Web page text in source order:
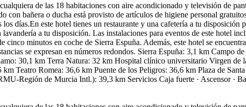
de las 18 habitaciones con aire acondicionado y televisión de
con bañera o ducha está provisto de artículos de higiene personal
días.En este hotel tienes un restaurante y una cafetería a tu
a tu disposición. Las instalaciones para eventos de este hotel
cinco minutos en coche de Sierra Espuña. Además, este hotel se
se expresan en números redondos. Sierra Espuña: 3,1 km
30,1 km Terra Natura: 32 km Hospital clínico universitario Virgen
Teatro Romea: 36,6 km Puente de los Peligros: 36,6 km Plaza de
Región de Murcia Intl.): 39,3 km Servicios Caja fuerte · Ascensor ·